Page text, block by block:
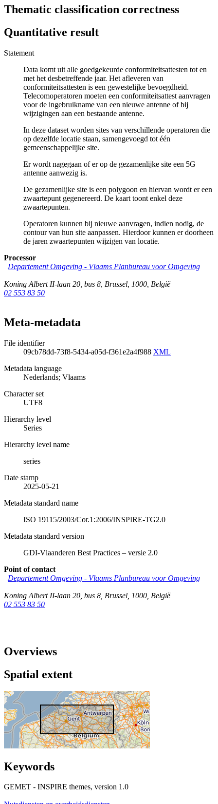
Thematic classification correctness
Quantitative result
Statement
Data komt uit alle goedgekeurde conformiteitsattesten tot en
met het desbetreffende jaar. Het afleveren van
conformiteitsattesten is een gewestelijke bevoegdheid.
Telecomoperatoren moeten een conformiteitsattest aanvragen
voor de ingebruikname van een nieuwe antenne of bij
wijzigingen aan een bestaande antenne.
In deze dataset worden sites van verschillende operatoren die
op dezelfde locatie staan, samengevoegd tot één
gemeenschappelijke site.
Er wordt nagegaan of er op de gezamenlijke site een 5G
antenne aanwezig is.
De gezamenlijke site is een polygoon en hiervan wordt er een
zwaartepunt gegenereerd. De kaart toont enkel deze
zwaartepunten.
Operatoren kunnen bij nieuwe aanvragen, indien nodig, de
contour van hun site aanpassen. Hierdoor kunnen er doorheen
de jaren zwaartepunten wijzigen van locatie.
Processor
Departement Omgeving - Vlaams Planbureau voor Omgeving
Koning Albert II-laan 20, bus 8 Brussel 1000 België
02 553 83 50
Meta-metadata
File identifier
09cb78dd-73f8-5434-a05d-f361e2a4f988 XML
Metadata language
Nederlands; Vlaams
Character set
UTF8
Hierarchy level
Series
Hierarchy level name
series
Date stamp
2025-05-21
Metadata standard name
ISO 19115/2003/Cor.1:2006/INSPIRE-TG2.0
Metadata standard version
GDI-Vlaanderen Best Practices – versie 2.0
Point of contact
Departement Omgeving - Vlaams Planbureau voor Omgeving
Koning Albert II-laan 20, bus 8 Brussel 1000 België
02 553 83 50
Overviews
Spatial extent
Keywords
GEMET - INSPIRE themes, version 1.0